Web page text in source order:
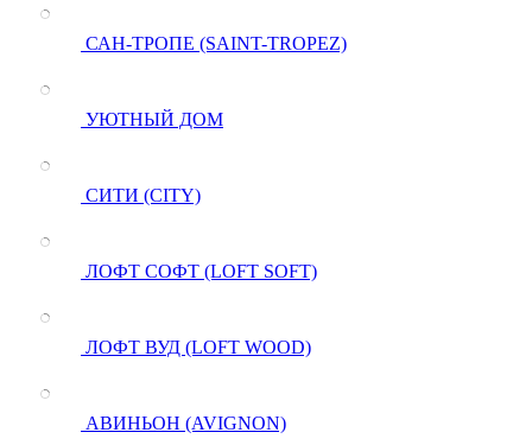
САН-ТРОПЕ (SAINT-TROPEZ)
УЮТНЫЙ ДОМ
СИТИ (CITY)
ЛОФТ СОФТ (LOFT SOFT)
ЛОФТ ВУД (LOFT WOOD)
АВИНЬОН (AVIGNON)